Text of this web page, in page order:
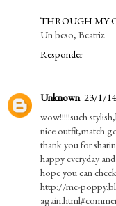
THROUGH MY
Un beso, Beatriz
Responder
Unknown 23/1/
wow!!!!!such
nice outfit,match
thank you for
happy everyday
hope you can
http://me-